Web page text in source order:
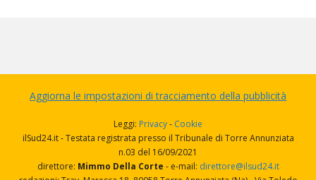
Aggiorna le impostazioni di tracciamento della pubblicità
Leggi: Privacy- Cookie
ilSud24.it - Testata registrata presso il Tribunale di Torre Annunziata
n.03 del 16/09/2021
direttore: Mimmo Della Corte - e-mail: direttore@ilsud24.it